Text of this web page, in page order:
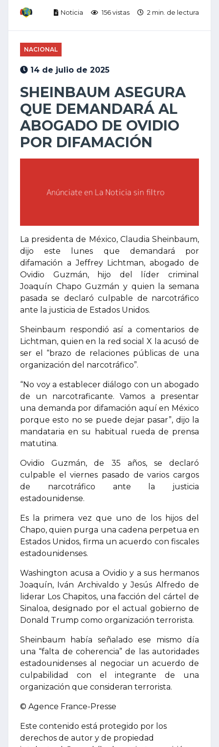
Noticia 156 vistas 2 min. de lectura
NACIONAL
14 de julio de 2025
SHEINBAUM ASEGURA
QUE DEMANDARÁ AL
ABOGADO DE OVIDIO
POR DIFAMACIÓN
La presidenta de México, Claudia Sheinbaum,
dijo este lunes que demandará por
difamación a Jeffrey Lichtman, abogado de
Ovidio Guzmán, hijo del líder criminal
Joaquín Chapo Guzmán y quien la semana
pasada se declaró culpable de narcotráfico
ante la justicia de Estados Unidos.
Sheinbaum respondió así a comentarios de
Lichtman, quien en la red social X la acusó de
ser el “brazo de relaciones públicas de una
organización del narcotráfico”.
“No voy a establecer diálogo con un abogado
de un narcotraficante. Vamos a presentar
una demanda por difamación aquí en México
porque esto no se puede dejar pasar”, dijo la
mandataria en su habitual rueda de prensa
matutina.
Ovidio Guzmán, de 35 años, se declaró
culpable el viernes pasado de varios cargos
de narcotráfico ante la justicia
estadounidense.
Es la primera vez que uno de los hijos del
Chapo, quien purga una cadena perpetua en
Estados Unidos, firma un acuerdo con fiscales
estadounidenses.
Washington acusa a Ovidio y a sus hermanos
Joaquín, Iván Archivaldo y Jesús Alfredo de
liderar Los Chapitos, una facción del cártel de
Sinaloa, designado por el actual gobierno de
Donald Trump como organización terrorista.
Sheinbaum había señalado ese mismo día
una “falta de coherencia” de las autoridades
estadounidenses al negociar un acuerdo de
culpabilidad con el integrante de una
organización que consideran terrorista.
© Agence France-Presse
Este contenido está protegido por los
derechos de autor y de propiedad